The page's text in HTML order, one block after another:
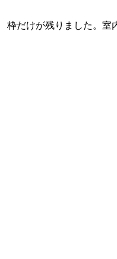
枠だけが残りました。室